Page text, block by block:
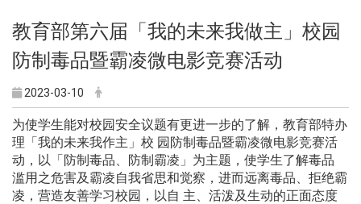
教育部第六届「我的未来我做主」校园
防制毒品暨霸凌微电影竞赛活动
2023-03-10
为使学生能对校园安全议题有更进一步的了解，教育部特办
理「我的未来我作主」校 园防制毒品暨霸凌微电影竞赛活
动，以「防制毒品、防制霸凌」为主题，使学生了解毒品
滥用之危害及霸凌自我省思和觉察，进而远离毒品、拒绝霸
凌，营造友善学习校园，以自 主、活泼及生动的正面态度